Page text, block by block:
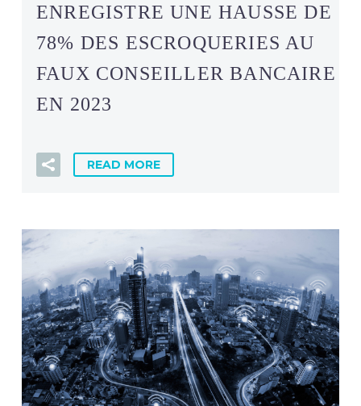
ENREGISTRE UNE HAUSSE DE
78% DES ESCROQUERIES AU
FAUX CONSEILLER BANCAIRE
EN 2023
READ MORE